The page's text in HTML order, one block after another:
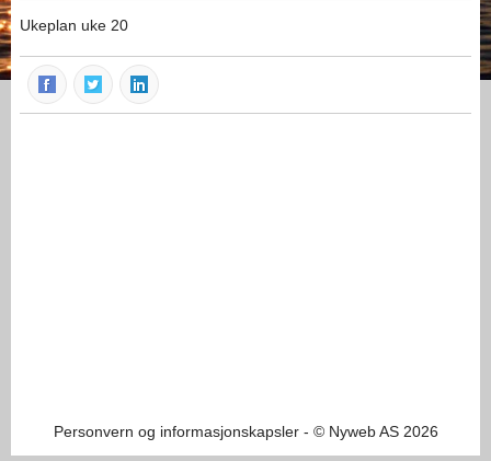
Ukeplan uke 20
Personvern og informasjonskapsler- © Nyweb AS 2026